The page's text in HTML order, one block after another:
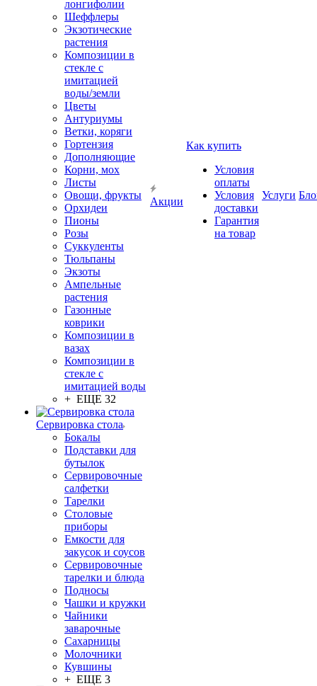
лонгифолии
Шеффлеры
Экзотические
растения
Композиции в
стекле с
имитацией
воды/земли
Цветы
Антуриумы
Ветки, коряги
Гортензия
Дополняющие
Корни, мох
Листы
Овощи, фрукты
Орхидеи
Пионы
Розы
Суккуленты
Тюльпаны
Экзоты
Ампельные
растения
Газонные
коврики
Композиции в
вазах
Композиции в
стекле с
имитацией воды
+ ЕЩЕ 32
Сервировка стола
Бокалы
Подставки для
бутылок
Сервировочные
салфетки
Тарелки
Столовые
приборы
Емкости для
закусок и соусов
Сервировочные
тарелки и блюда
Подносы
Чашки и кружки
Чайники
заварочные
Сахарницы
Молочники
Кувшины
+ ЕЩЕ 3
Акции
Как купить
Условия
оплаты
Условия
доставки
Гарантия
на товар
Услуги